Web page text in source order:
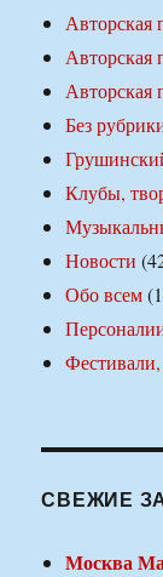
Авторская
Авторская
Авторская
Без
Клубы,
Новости
Обо всем
СВЕЖИЕ
Москва